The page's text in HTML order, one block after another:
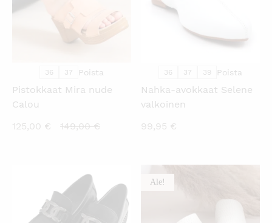
36 37 Poista
Pistokkaat Mira nude
Calou
125,00 €
Nykyinen
125,00 €.
149,00€Alkuperäinen
36 37 39 Poista
Nahka-avokkaat Selene
valkoinen
99,95 €
KATSO PIKANÄKYMÄ Ale!